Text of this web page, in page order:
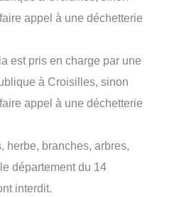
appel à une déchetterie
est pris en charge par une
à Croisilles, sinon
appel à une déchetterie
herbe, branches, arbres,
département du 14
interdit.